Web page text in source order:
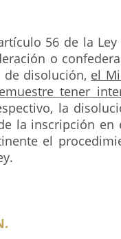
56 de la Ley
o
de disolución, el
tener
la
la inscripción en
el